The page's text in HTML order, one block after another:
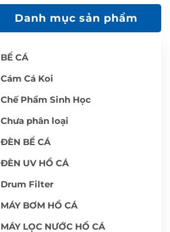
Danh mục sản phẩm
BỂ CÁ
Cám Cá Koi
Chế Phẩm Sinh Học
Chưa phân loại
ĐÈN BỂ CÁ
ĐÈN UV HỒ CÁ
Drum Filter
MÁY BƠM HỒ CÁ
MÁY LỌC NƯỚC HỒ CÁ